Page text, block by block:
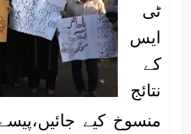
ٹی
ایس
کے
نتائج
منسوخ کیے